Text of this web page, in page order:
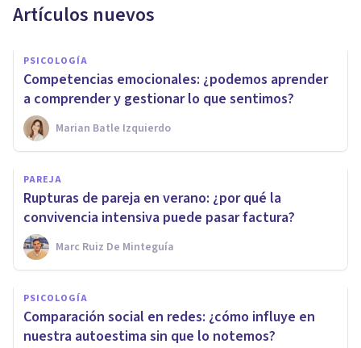
Artículos nuevos
PSICOLOGÍA
Competencias emocionales: ¿podemos aprender
a comprender y gestionar lo que sentimos?
Marian Batle Izquierdo
PAREJA
Rupturas de pareja en verano: ¿por qué la
convivencia intensiva puede pasar factura?
Marc Ruiz De Minteguía
PSICOLOGÍA
Comparación social en redes: ¿cómo influye en
nuestra autoestima sin que lo notemos?